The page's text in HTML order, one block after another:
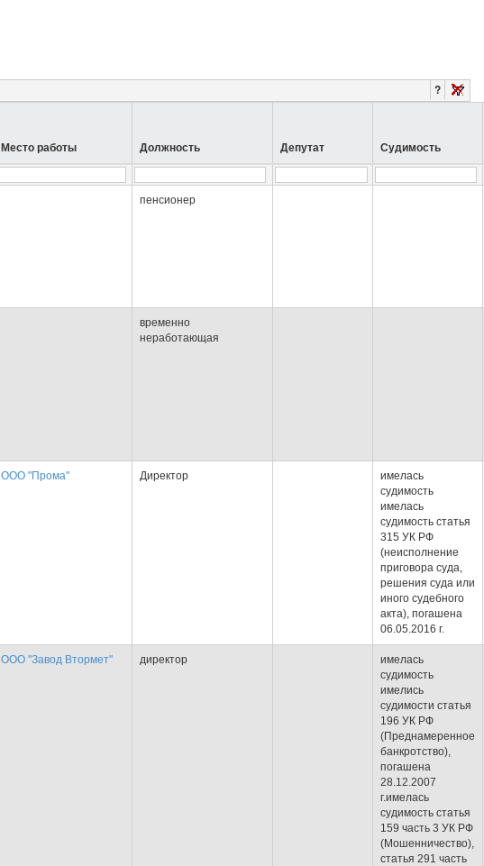
?
Место работы Должность Депутат Судимость
пенсионер
временно
неработающая
ООО "Прома" Директор
имелась
судимость
имелась
судимость статья
315 УК РФ
(неисполнение
приговора суда,
решения суда или
иного судебного
акта), погашена
06.05.2016 г.
ООО "Завод Втормет" директор
имелась
судимость
имелись
судимости статья
196 УК РФ
(Преднамеренное
банкротство),
погашена
28.12.2007
г.имелась
судимость статья
159 часть 3 УК РФ
(Мошенничество),
статья 291 часть